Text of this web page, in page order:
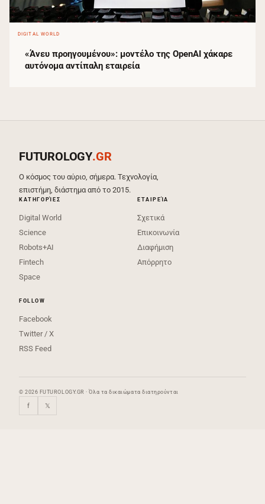
DIGITAL WORLD
«Άνευ προηγουμένου»: μοντέλο της OpenAI χάκαρε
αυτόνομα αντίπαλη εταιρεία
FUTUROLOGY.GR
Ο κόσμος του αύριο, σήμερα. Τεχνολογία,
επιστήμη, διάστημα από το 2015.
ΚΑΤΗΓΟΡΊΕΣ
Digital World
Science
Robots+AI
Fintech
Space
ΕΤΑΙΡΕΊΑ
Σχετικά
Επικοινωνία
Διαφήμιση
Απόρρητο
FOLLOW
Facebook
Twitter / X
RSS Feed
© 2026 FUTUROLOGY.GR · Όλα τα δικαιώματα διατηρούνται
f 𝕏